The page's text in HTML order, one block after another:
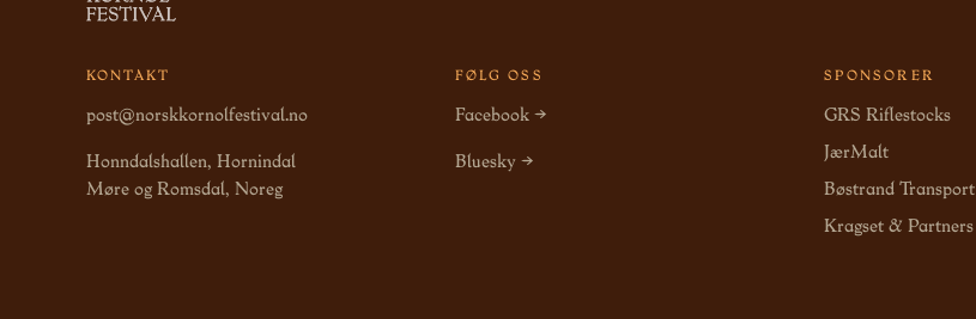
KONTAKT
post@norskkornolfestival.no
Honndalshallen, Hornindal
Møre og Romsdal, Noreg
FØLG OSS
Facebook →
Bluesky →
SPONSORER
GRS Riflestocks
JærMalt
Bøstrand Transport
Kragset & Partners